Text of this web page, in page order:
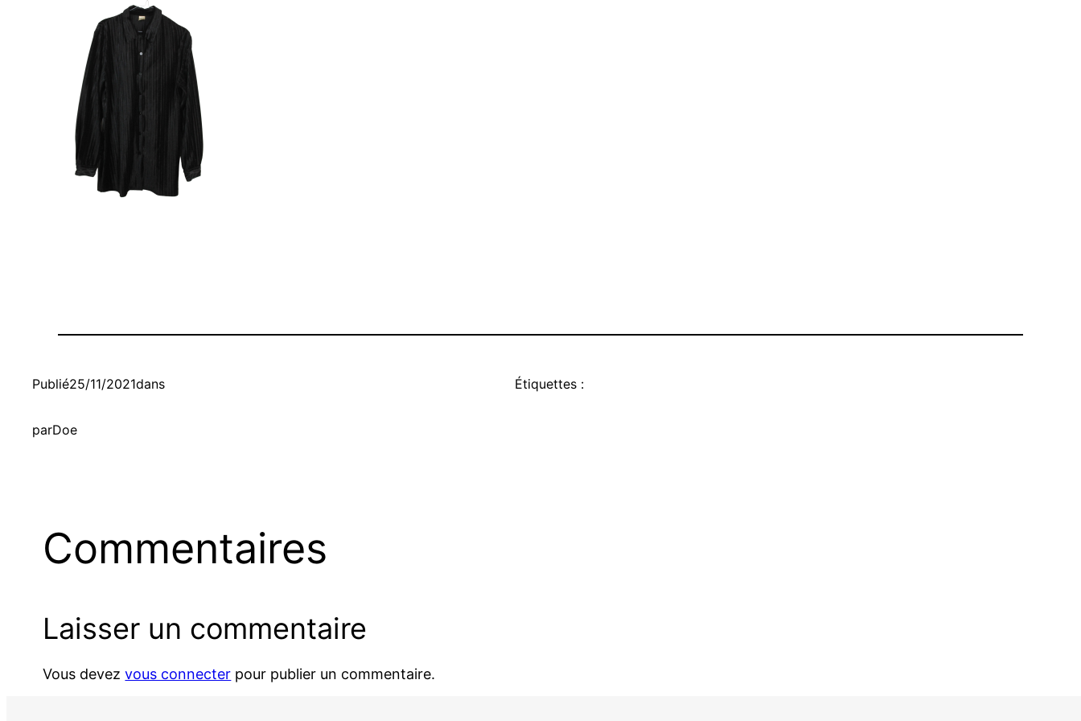
Publié25/11/2021dans
parDoe
Étiquettes :
Commentaires
Laisser un commentaire
Vous devezvous connecter pour publier un commentaire.